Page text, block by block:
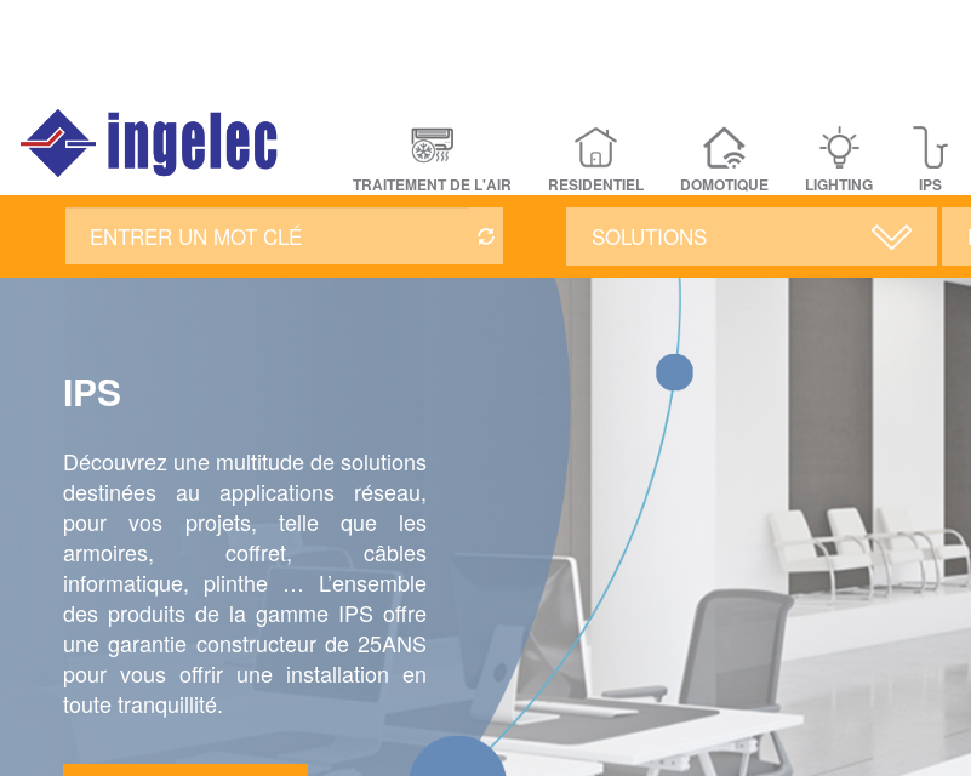
TRAITEMENT DE L'AIR RESIDENTIEL DOMOTIQUE LIGHTING IPS
IPS
Découvrez une multitude de solutions
destinées au applications réseau,
pour vos projets, telle que les
armoires, coffret, câbles
informatique, plinthe … L’ensemble
des produits de la gamme IPS offre
une garantie constructeur de 25ANS
pour vous offrir une installation en
toute tranquillité.